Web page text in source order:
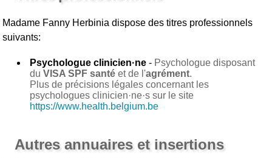
Madame Fanny Herbinia dispose des titres professionnels
suivants:
Psychologue clinicien·ne - Psychologue disposant
duVISA SPF santé et de l'agrément.
Plus de précisions légales concernant les
psychologues clinicien·ne·s sur le site
https://www.health.belgium.be
Autres annuaires et insertions